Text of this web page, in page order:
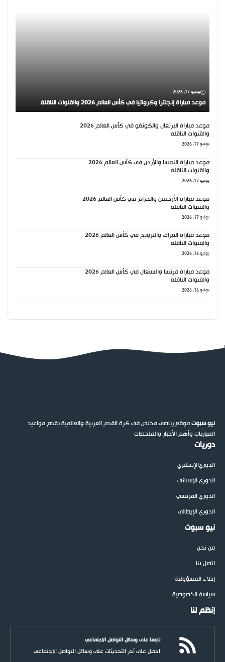
يونيو 17, 2026
موعد مباراة إنجلترا وكرواتيا في كأس العالم 2026 والقنوات الناقلة
موعد مباراة البرتغال والكونغو في كأس العالم 2026
والقنوات الناقلة
يونيو 17, 2026
موعد مباراة النمسا والأردن في كأس العالم 2026
والقنوات الناقلة
يونيو 17, 2026
موعد مباراة الأرجنتين والجزائر في كأس العالم 2026
والقنوات الناقلة
يونيو 17, 2026
موعد مباراة العراق والنرويج في كأس العالم 2026
والقنوات الناقلة
يونيو 16, 2026
موعد مباراة فرنسا والسنغال في كأس العالم 2026
والقنوات الناقلة
يونيو 16, 2026
نيو سبوتموقع رياضي مختص في كرة القدم العربية والعالمية يقدم مواعيد
المباريات وأهم الأخبار والملخصات
دوريات
الدوريالإنجليزي
الدوري الإسباني
الدوري الفرنسي
الدوري الإيطالي
نيو سبوت
من نحن
اتصل بنا
إخلاء المسؤولية
سياسة الخصوصية
إنظم لنا
تابعنا على وسائل التواصل الاجتماعي
احصل على آخر التحديثات على وسائل التواصل الاجتماعي